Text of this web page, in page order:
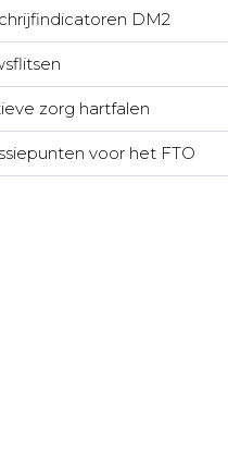
DM2
zorg hartfalen
voor het FTO